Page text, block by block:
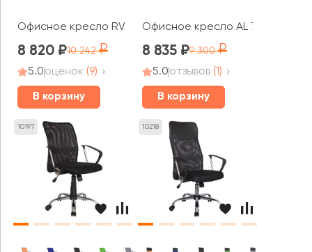
Офисное кресло RV ДИЗАЙН Колин / Kolin (W-231)
8 820 10 242
5.0оценок (9)
В корзину
Офисное кресло AL 776
8 835 9 300
5.0отзывов (1)
В корзину
10197 10218